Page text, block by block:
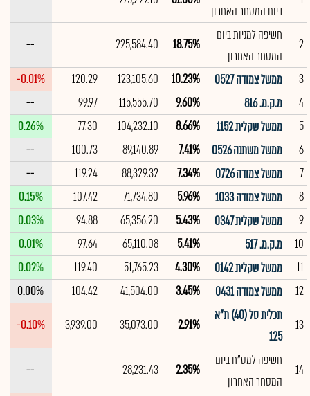
ביום המסחר האחרון
2
חשיפה למניות ביום
המסחר האחרון
18.75%
225,584.40
--
3
ממשל צמודה 0527 10.23%
123,105.60
120.29
-0.01%
4
מ.ק.מ. 816 9.60%
115,555.70
99.97
--
5
ממשל שקלית 1152 8.66%
104,232.10
77.30
0.26%
6
ממשל משתנה 0526 7.41%
89,140.89
100.73
--
7
ממשל צמודה 0726 7.34%
88,329.32
119.24
--
8
ממשל צמודה 1033 5.96%
71,734.80
107.42
0.15%
9
ממשל שקלית 0347 5.43%
65,356.20
94.88
0.03%
10
מ.ק.מ. 517 5.41%
65,110.08
97.64
0.01%
11
ממשל שקלית 0142 4.30%
51,765.23
119.40
0.02%
12
ממשל צמודה 0431 3.45%
41,504.00
104.42
0.00%
13
תכלית סל (40) ת"א
125
2.91%
35,073.00
3,939.00
-0.10%
14
חשיפה למט"ח ביום
המסחר האחרון
2.35%
28,231.43
--